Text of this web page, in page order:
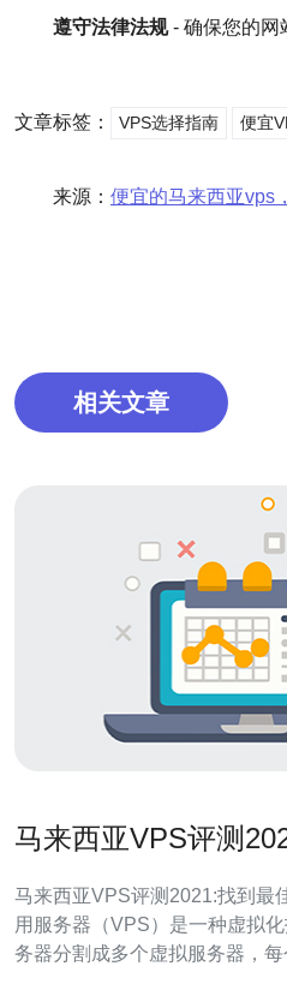
遵守法律法规- 确保您的网
文章标签： VPS选择指南 便宜
来源： 便宜的马来西亚vps
相关文章
马来西亚VPS评测
马来西亚VPS评测2021:找到最佳虚
用服务器（VPS）是一种虚拟
务器分割成多个虚拟服务器，